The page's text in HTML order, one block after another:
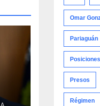
Omar
Pariaguán
Posiciones
Presos
Régimen